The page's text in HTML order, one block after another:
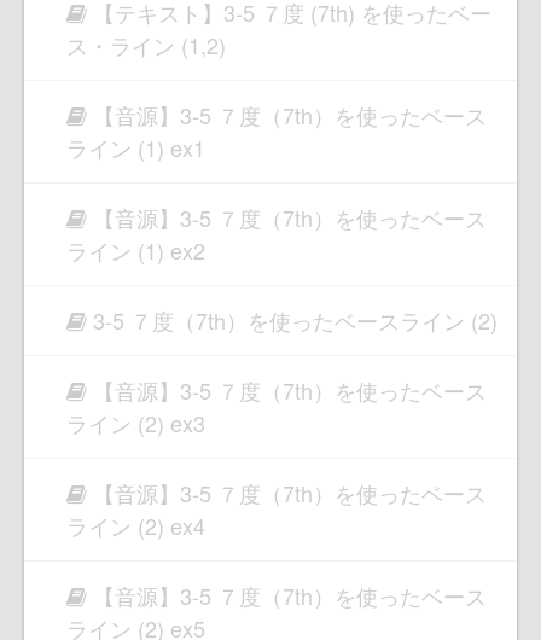
【テキスト】3-5 ７度 (7th) を使ったベー
ス・ライン (1,2)
【音源】3-5 ７度（7th）を使ったベース
ライン (1) ex1
【音源】3-5 ７度（7th）を使ったベース
ライン (1) ex2
3-5 ７度（7th）を使ったベースライン (2)
【音源】3-5 ７度（7th）を使ったベース
ライン (2) ex3
【音源】3-5 ７度（7th）を使ったベース
ライン (2) ex4
【音源】3-5 ７度（7th）を使ったベース
ライン (2) ex5